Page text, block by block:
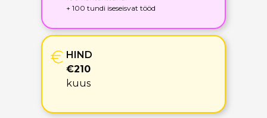
+ 100 tundi iseseisvat tööd
HIND
€210
kuus